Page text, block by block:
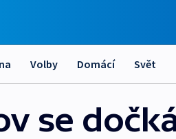
Volby Domácí Svět
se